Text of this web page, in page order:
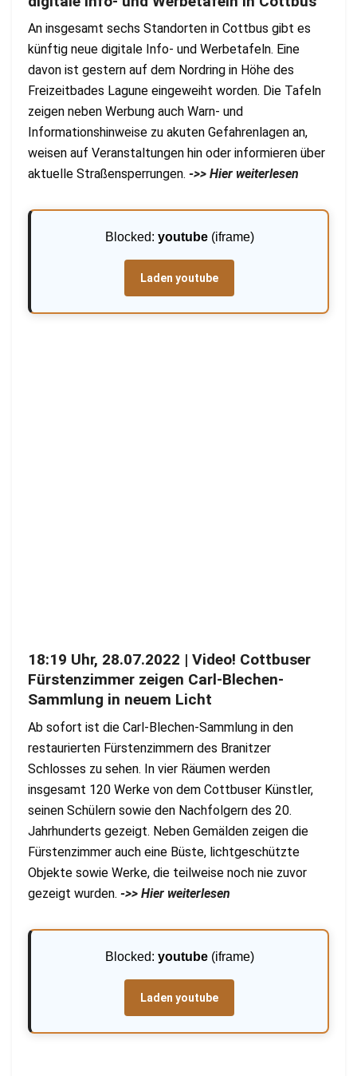
An insgesamt sechs Standorten in Cottbus gibt es
künftig neue digitale Info- und Werbetafeln. Eine
davon ist gestern auf dem Nordring in Höhe des
Freizeitbades Lagune eingeweiht worden. Die Tafeln
zeigen neben Werbung auch Warn- und
Informationshinweise zu akuten Gefahrenlagen an,
weisen auf Veranstaltungen hin oder informieren über
aktuelle Straßensperrungen. ->> Hier weiterlesen
Blocked: youtube(iframe)
Laden youtube
18:19 Uhr, 28.07.2022 | Video! Cottbuser
Fürstenzimmer zeigen Carl-Blechen-
Sammlung in neuem Licht
Ab sofort ist die Carl-Blechen-Sammlung in den
restaurierten Fürstenzimmern des Branitzer
Schlosses zu sehen. In vier Räumen werden
insgesamt 120 Werke von dem Cottbuser Künstler,
seinen Schülern sowie den Nachfolgern des 20.
Jahrhunderts gezeigt. Neben Gemälden zeigen die
Fürstenzimmer auch eine Büste, lichtgeschützte
Objekte sowie Werke, die teilweise noch nie zuvor
gezeigt wurden. ->> Hier weiterlesen
Blocked: youtube(iframe)
Laden youtube